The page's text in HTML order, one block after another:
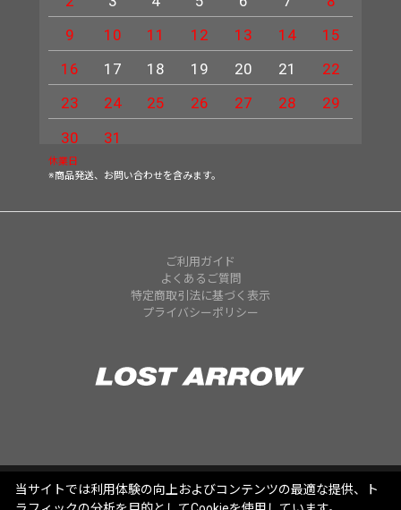
9
10 11 12 13 14
15
16
17 18 19 20 21
22
23
24 25 26 27 28
29
30
31
休業日
※商品発送、お問い合わせを含みます。
ご利用ガイド
よくあるご質問
特定商取引法に基づく表示
プライバシーポリシー
当サイトでは利用体験の向上およびコンテンツの最適な提供、ト